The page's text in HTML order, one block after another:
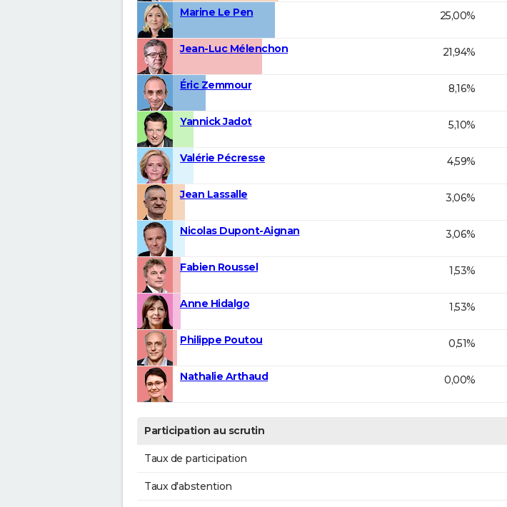
Marine Le Pen 25,00%
Jean-Luc Mélenchon 21,94%
Éric Zemmour 8,16%
Yannick Jadot 5,10%
Valérie Pécresse 4,59%
Jean Lassalle 3,06%
Nicolas Dupont-Aignan 3,06%
Fabien Roussel 1,53%
Anne Hidalgo 1,53%
Philippe Poutou 0,51%
Nathalie Arthaud 0,00%
Participation au scrutin
Taux de participation
Taux d'abstention